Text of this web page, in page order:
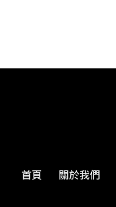
首頁 關於我們